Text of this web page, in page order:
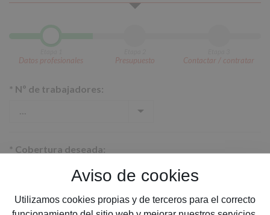
Aviso de cookies
Utilizamos cookies propias y de terceros para el correcto
Datos profesionales Presupuesto Contactar / contratar
* Nº de trabajadores:
* Cobertura deseada:
*Email: